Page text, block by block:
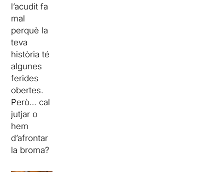
l’acudit fa
mal
perquè la
teva
història té
algunes
ferides
obertes.
Però… cal
jutjar o
hem
d’afrontar
la broma?